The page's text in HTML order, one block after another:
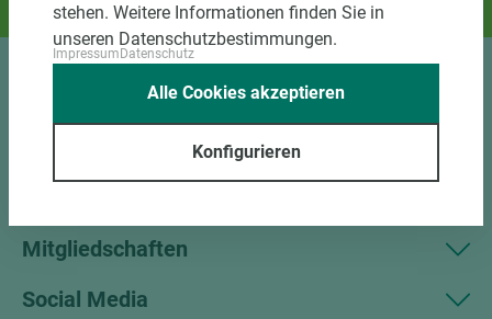
Und das passende Holz dazu.
Mitgliedschaften
Social Media
stehen. Weitere Informationen finden Sie in
unseren Datenschutzbestimmungen.
ImpressumDatenschutz
Konfigurieren
Alle Cookies akzeptieren